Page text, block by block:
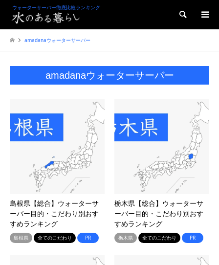
ウォーターサーバー徹底比較ランキング
検索
amadanaウォーターサーバー
amadanaウォーターサーバー
島根県【総合】ウォーターサ
ーバー目的・こだわり別おす
すめランキング
島根県 全てのこだわり PR
栃木県【総合】ウォーターサ
ーバー目的・こだわり別おす
すめランキング
栃木県 全てのこだわり PR